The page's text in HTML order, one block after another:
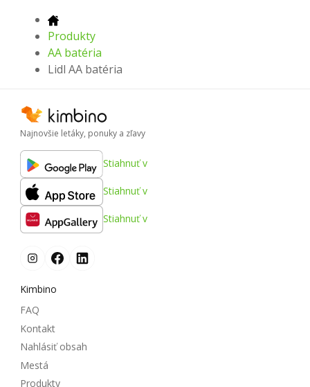
Produkty
AA batéria
Lidl AA batéria
Najnovšie letáky, ponuky a zľavy
Stiahnuť v
Stiahnuť v
Stiahnuť v
Kimbino
FAQ
Kontakt
Nahlásiť obsah
Mestá
Produkty